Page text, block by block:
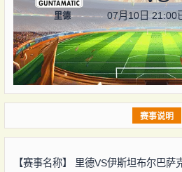
里德 07月10日 21:00
赛事说明
【赛事名称】 里德VS伊斯坦布尔巴萨